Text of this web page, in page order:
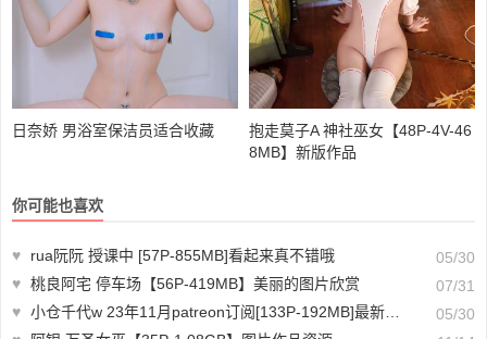
日奈娇 男浴室保洁员适合收藏
抱走莫子A 神社巫女【48P-4V-46
8MB】新版作品
你可能也喜欢
♥ rua阮阮 授课中 [57P-855MB]看起来真不错哦
05/30
♥ 桃良阿宅 停车场【56P-419MB】美丽的图片欣赏
07/31
♥ 小仓千代w 23年11月patreon订阅[133P-192MB]最新收集
05/30